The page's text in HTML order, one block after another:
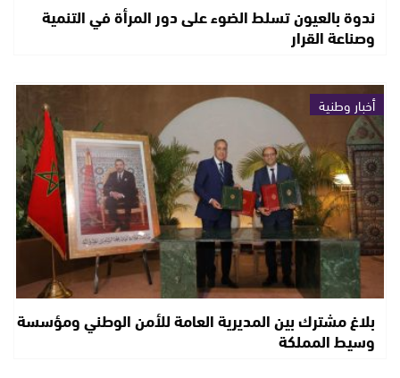
ندوة بالعيون تسلط الضوء على دور المرأة في التنمية
وصناعة القرار
أخبار وطنية
بلاغ مشترك بين المديرية العامة للأمن الوطني ومؤسسة
وسيط المملكة